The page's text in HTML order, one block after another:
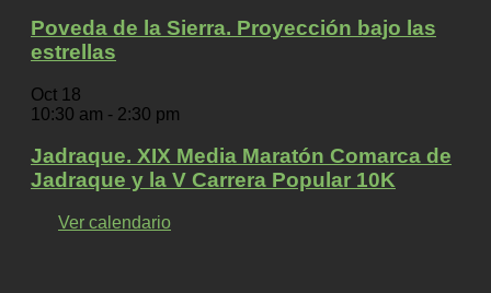
Poveda de la Sierra. Proyección bajo las
estrellas
Oct 18
10:30 am - 2:30 pm
Jadraque. XIX Media Maratón Comarca de
Jadraque y la V Carrera Popular 10K
Ver calendario